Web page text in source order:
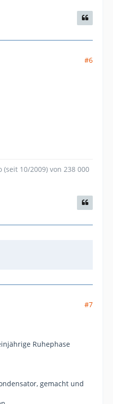
#6
(seit 10/2009) von 238 000
#7
Ruhephase
gemacht und